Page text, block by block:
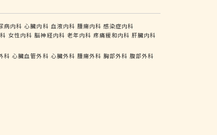
病内科 心臓内科 血液内科 腫瘍内科 感染症内科
女性内科 脳神経内科 老年内科 疼痛緩和内科 肝臓内科
科 心臓血管外科 心臓外科 腫瘍外科 胸部外科 腹部外科